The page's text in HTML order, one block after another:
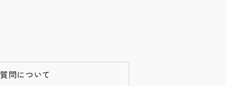
問について